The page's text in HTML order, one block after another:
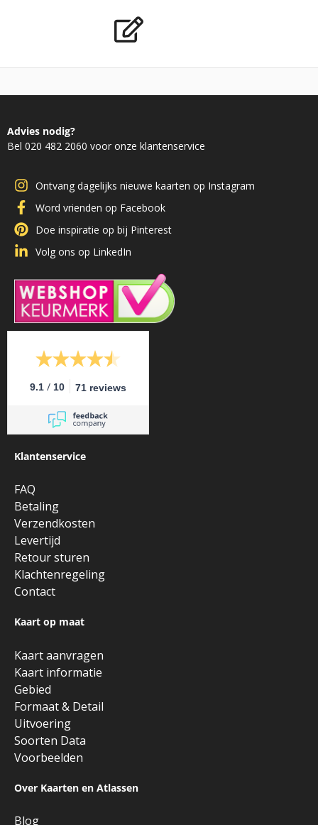
Advies nodig?
Bel 020 482 2060 voor onze klantenservice
Ontvang dagelijks nieuwe kaarten op Instagram
Word vrienden op Facebook
Doe inspiratie op bij Pinterest
Volg ons op LinkedIn
9.1 / 10 71 reviews
Klantenservice
FAQ
Betaling
Verzendkosten
Levertijd
Retour sturen
Klachtenregeling
Contact
Kaart op maat
Kaart aanvragen
Kaart informatie
Gebied
Formaat & Detail
Uitvoering
Soorten Data
Voorbeelden
Over Kaarten en Atlassen
Blog